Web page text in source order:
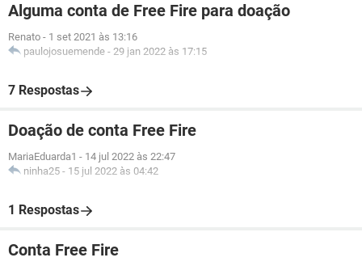
Alguma conta de Free Fire para doação
Renato - 1 set 2021 às 13:16
paulojosuemende - 29 jan 2022 às 17:15
7 Respostas
Doação de conta Free Fire
MariaEduarda1 - 14 jul 2022 às 22:47
ninha25 - 15 jul 2022 às 04:42
1 Respostas
Conta Free Fire